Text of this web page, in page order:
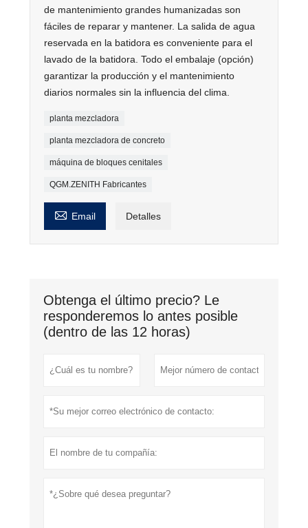
de mantenimiento grandes humanizadas son
fáciles de reparar y mantener. La salida de agua
reservada en la batidora es conveniente para el
lavado de la batidora. Todo el embalaje (opción)
garantizar la producción y el mantenimiento
diarios normales sin la influencia del clima.
planta mezcladora
planta mezcladora de concreto
máquina de bloques cenitales
QGM.ZENITH Fabricantes
 Email Detalles
Obtenga el último precio? Le
responderemos lo antes posible
(dentro de las 12 horas)